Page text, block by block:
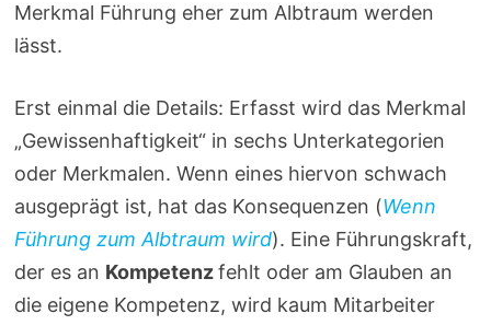
Merkmal Führung eher zum Albtraum werden
lässt.
Erst einmal die Details: Erfasst wird das Merkmal
„Gewissenhaftigkeit“ in sechs Unterkategorien
oder Merkmalen. Wenn eines hiervon schwach
ausgeprägt ist, hat das Konsequenzen (Wenn
Führung zum Albtraum wird). Eine Führungskraft,
der es an Kompetenzfehlt oder am Glauben an
die eigene Kompetenz, wird kaum Mitarbeiter